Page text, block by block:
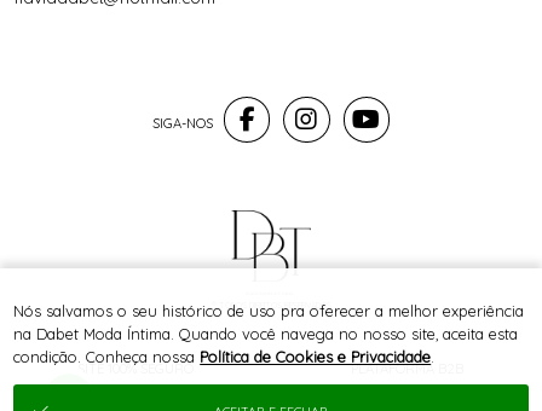
SITE 100% SEGURO PLATAFORMA B2B
® TODOS DIREITOS RESERVADOS
Nós salvamos o seu histórico de uso pra oferecer a melhor experiência
na Dabet Moda Íntima. Quando você navega no nosso site, aceita esta
condição. Conheça nossa Política de Cookies e Privacidade